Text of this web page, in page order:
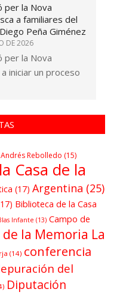
per la Nova
a familiares del
Peña Giménez
DE 2026
per la Nova
iniciar un proceso
Andrés Rebolledo (15)
Casa de la
(17) Argentina (25)
Biblioteca de la Casa
Infante (13) Campo de
de la Memoria La
(14) conferencia
del
Diputación